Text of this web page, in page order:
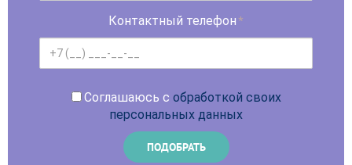
Контактный телефон *
Соглашаюсь с обработкой своих
персональных данных